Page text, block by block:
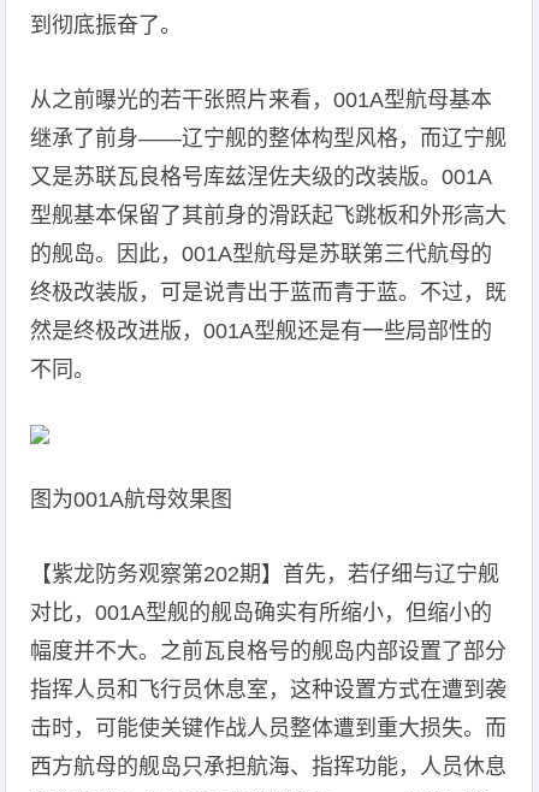
到彻底振奋了。
从之前曝光的若干张照片来看，001A型航母基本
继承了前身——辽宁舰的整体构型风格，而辽宁舰
又是苏联瓦良格号库兹涅佐夫级的改装版。001A
型舰基本保留了其前身的滑跃起飞跳板和外形高大
的舰岛。因此，001A型航母是苏联第三代航母的
终极改装版，可是说青出于蓝而青于蓝。不过，既
然是终极改进版，001A型舰还是有一些局部性的
不同。
图为001A航母效果图
【紫龙防务观察第202期】首先，若仔细与辽宁舰
对比，001A型舰的舰岛确实有所缩小，但缩小的
幅度并不大。之前瓦良格号的舰岛内部设置了部分
指挥人员和飞行员休息室，这种设置方式在遭到袭
击时，可能使关键作战人员整体遭到重大损失。而
西方航母的舰岛只承担航海、指挥功能，人员休息